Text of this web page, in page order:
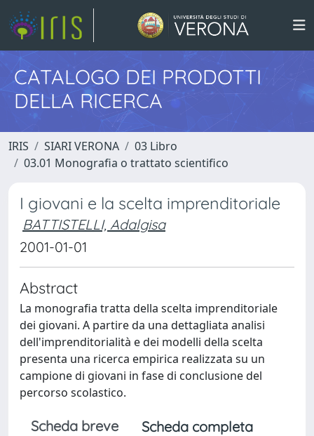
CATALOGO DEI PRODOTTI
DELLA RICERCA
IRIS SIARI VERONA
03 Libro
03.01 Monografia o trattato scientifico
I giovani e la scelta imprenditoriale
BATTISTELLI, Adalgisa
2001-01-01
Abstract
La monografia tratta della scelta imprenditoriale
dei giovani. A partire da una dettagliata analisi
dell'imprenditorialità e dei modelli della scelta
presenta una ricerca empirica realizzata su un
campione di giovani in fase di conclusione del
percorso scolastico.
Scheda breve
Scheda completa